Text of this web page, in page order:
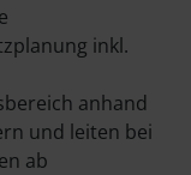
inkl.
anhand
und leiten bei
ab